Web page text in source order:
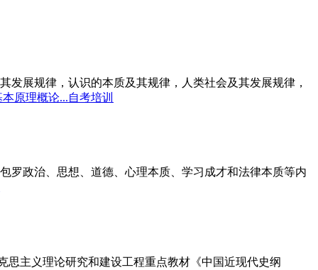
展规律，认识的本质及其规律，人类社会及其发展规律，
原理概论...自考培训
罗政治、思想、道德、心理本质、学习成才和法律本质等内
思主义理论研究和建设工程重点教材《中国近现代史纲